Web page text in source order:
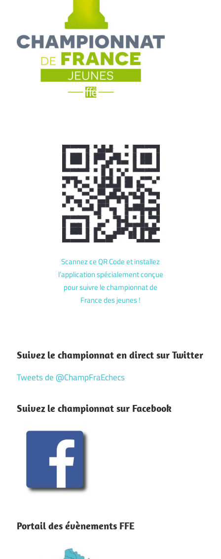
Scannez ce QR Code et installez
l’application spécialement conçue
pour suivre le championnat de
France des jeunes !
Suivez le championnat en direct sur Twitter
Tweets de @ChampFraEchecs
Suivez le championnat sur Facebook
Portail des évènements FFE